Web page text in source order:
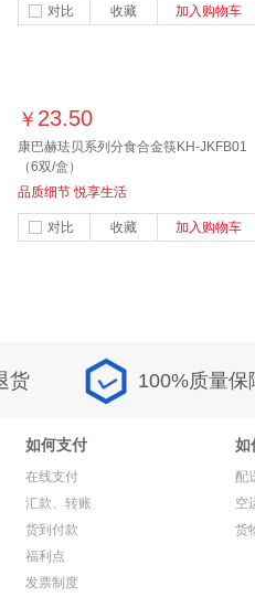
对比 收藏 加入购物车
￥ 23.50
康巴赫珐贝系列分食合金筷KH-JKFB01
（6双/盒）
品质细节 悦享生活
对比 收藏 加入购物车
货 100%质量保
如何支付
在线支付
汇款、转账
货到付款
福利点
发票制度
如
配
空
货